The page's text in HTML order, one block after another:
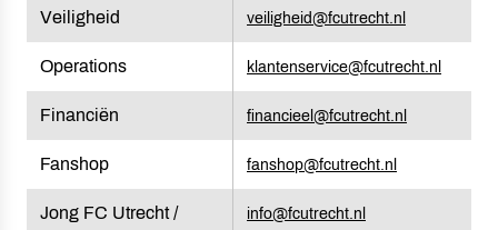
Veiligheid veiligheid@fcutrecht.nl
Operations klantenservice@fcutrecht.nl
Financiën financieel@fcutrecht.nl
Fanshop fanshop@fcutrecht.nl
Jong FC Utrecht /
info@fcutrecht.nl